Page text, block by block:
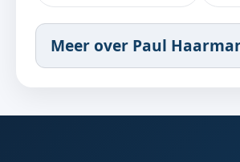
Meer over Paul